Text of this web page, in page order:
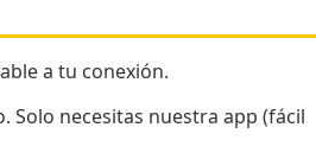
a tu conexión.
necesitas nuestra app (fácil